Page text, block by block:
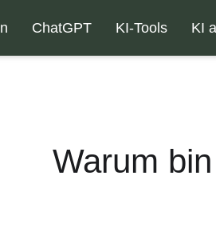
ChatGPT KI-Tools KI
Warum